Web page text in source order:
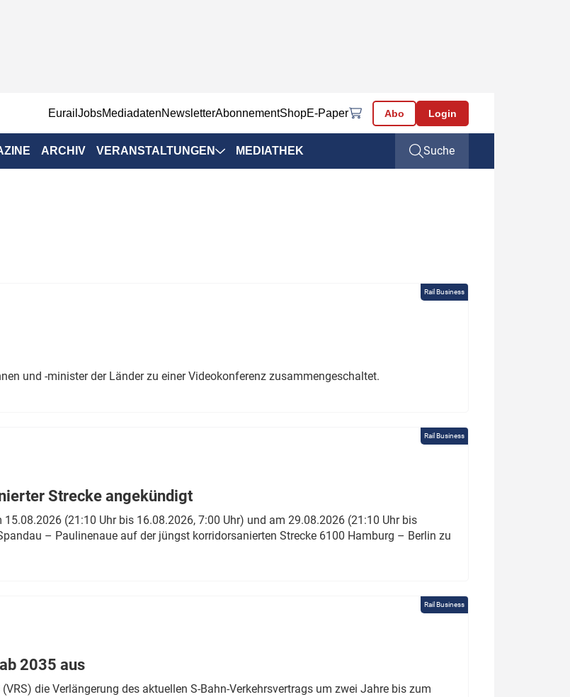
EurailJobsMediadatenNewsletterAbonnementShopE-Paper Abo Login
ARCHIV VERANSTALTUNGEN MEDIATHEK Suche
Rail Business
und -minister der Länder zu einer Videokonferenz zusammengeschaltet.
Rail Business
Strecke angekündigt
(21:10 Uhr bis 16.08.2026, 7:00 Uhr) und am 29.08.2026 (21:10 Uhr bis
– Paulinenaue auf der jüngst korridorsanierten Strecke 6100 Hamburg – Berlin zu
Rail Business
2035 aus
die Verlängerung des aktuellen S-Bahn-Verkehrsvertrags um zwei Jahre bis zum